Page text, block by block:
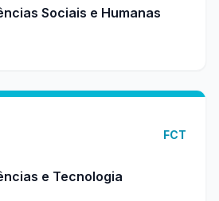
Sociais e Humanas
FCT
e Tecnologia